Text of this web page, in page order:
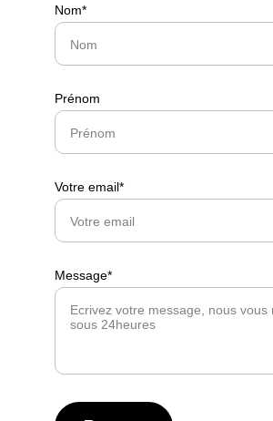
Nom*
Prénom
Votre email*
Message*